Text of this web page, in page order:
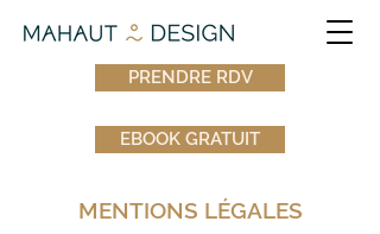
PRENDRE RDV
EBOOK GRATUIT
MENTIONS LÉGALES